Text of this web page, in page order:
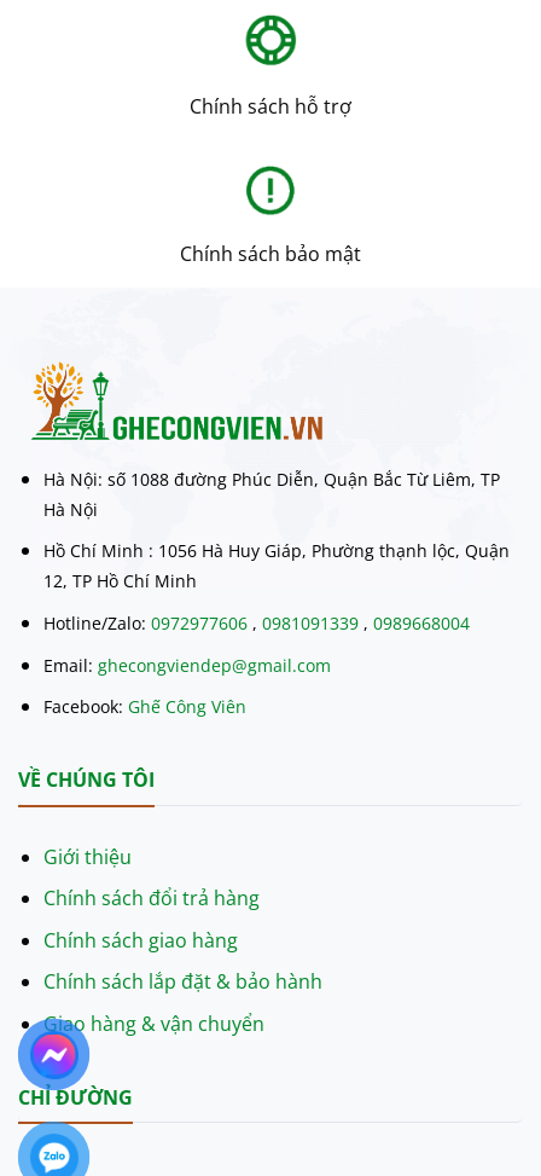
Chính sách hỗ trợ
Chính sách bảo mật
Hà Nội: số 1088 đường Phúc Diễn, Quận Bắc Từ Liêm, TP
Hà Nội
Hồ Chí Minh : 1056 Hà Huy Giáp, Phường thạnh lộc, Quận
12, TP Hồ Chí Minh
Hotline/Zalo: 0972977606, 0981091339, 0989668004
Email: ghecongviendep@gmail.com
Facebook: Ghế Công Viên
VỀ CHÚNG TÔI
Giới thiệu
Chính sách đổi trả hàng
Chính sách giao hàng
Chính sách lắp đặt & bảo hành
Giao hàng & vận chuyển
CHỈ ĐƯỜNG